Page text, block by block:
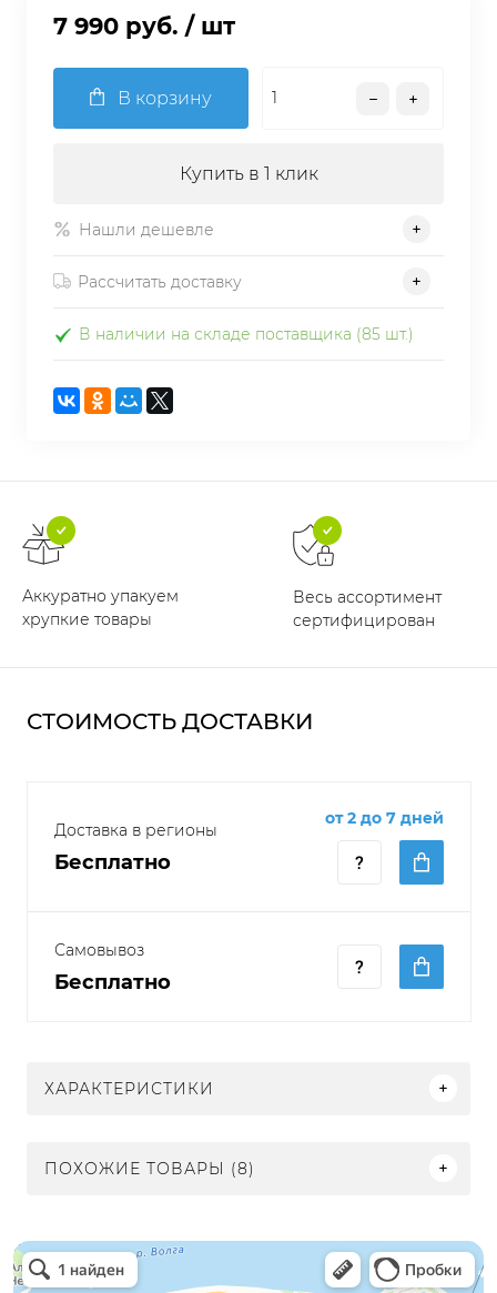
7 990 руб. / шт
В корзину
Купить в 1 клик
Нашли дешевле
Рассчитать доставку
В наличии на складе поставщика (85 шт.)
Аккуратно упакуем
хрупкие товары
Весь ассортимент
сертифицирован
СТОИМОСТЬ ДОСТАВКИ
Доставка в регионы
Бесплатно
от 2 до 7 дней
Самовывоз
Бесплатно
ХАРАКТЕРИСТИКИ
ПОХОЖИЕ ТОВАРЫ (8)
Электрон
Светильники в Нижнем Новгороде
Электротехническая продукция в Нижнем Новгороде